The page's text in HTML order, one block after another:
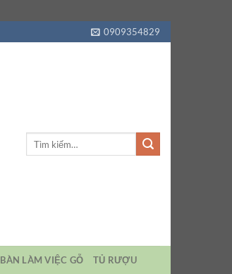
0909354829
BÀN LÀM VIỆC GỖ TỦ RƯỢU